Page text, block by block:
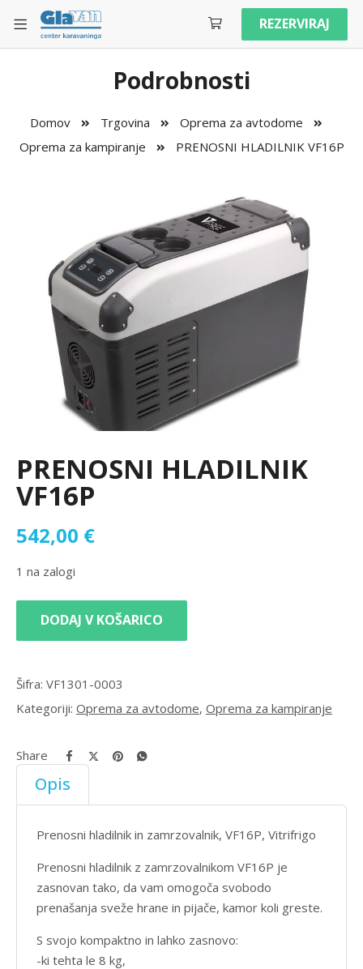
REZERVIRAJ
Podrobnosti
Domov Trgovina
Oprema za avtodome
Oprema za kampiranje
PRENOSNI HLADILNIK VF16P
PRENOSNI HLADILNIK
VF16P
542,00 €
1 na zalogi
DODAJ V KOŠARICO
Šifra: VF1301-0003
Kategoriji: Oprema za avtodome, Oprema za kampiranje
Share
Opis
Prenosni hladilnik in zamrzovalnik, VF16P, Vitrifrigo
Prenosni hladilnik z zamrzovalnikom VF16P je
zasnovan tako, da vam omogoča svobodo
prenašanja sveže hrane in pijače, kamor koli greste.
S svojo kompaktno in lahko zasnovo:
-ki tehta le 8 kg,